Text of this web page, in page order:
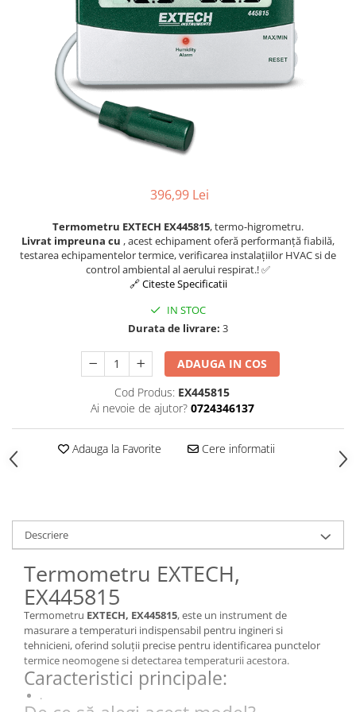
396,99 Lei
Termometru EXTECH EX445815, termo-higrometru.
Livrat impreuna cu , acest echipament oferă performanță fiabilă,
testarea echipamentelor termice, verificarea instalațiilor HVAC si de
control ambiental al aerului respirat.! ✅
🔗 Citeste Specificatii
IN STOC
Durata de livrare: 3
ADAUGA IN COS
Cod Produs: EX445815
Ai nevoie de ajutor? 0724346137
Adauga la Favorite Cere informatii
Descriere
Termometru EXTECH,
EX445815
Termometru EXTECH, EX445815, este un instrument de
masurare a temperaturi indispensabil pentru ingineri si
tehnicieni, oferind soluții precise pentru identificarea punctelor
termice neomogene si detectarea temperaturii acestora.
Caracteristici principale:
.